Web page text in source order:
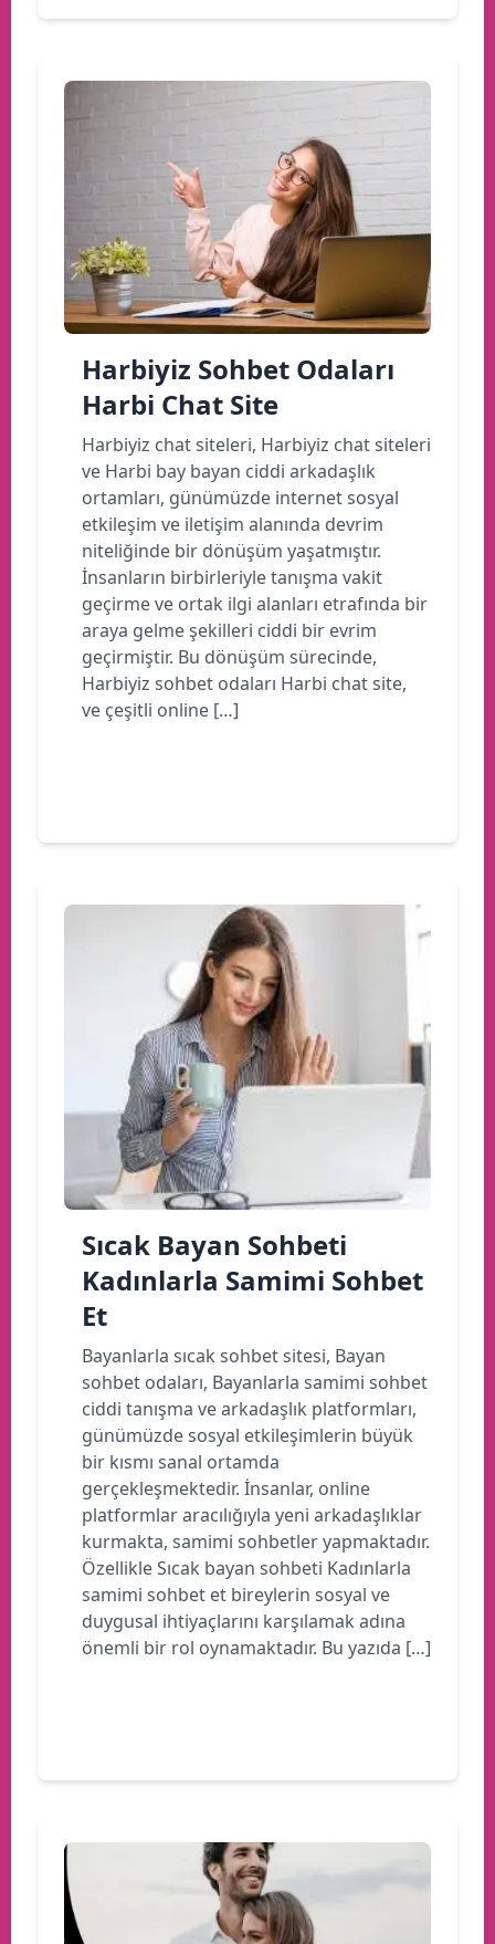
Harbiyiz Sohbet Odaları
Harbi Chat Site
Harbiyiz chat siteleri, Harbiyiz chat siteleri
ve Harbi bay bayan ciddi arkadaşlık
ortamları, günümüzde internet sosyal
etkileşim ve iletişim alanında devrim
niteliğinde bir dönüşüm yaşatmıştır.
İnsanların birbirleriyle tanışma vakit
geçirme ve ortak ilgi alanları etrafında bir
araya gelme şekilleri ciddi bir evrim
geçirmiştir. Bu dönüşüm sürecinde,
Harbiyiz sohbet odaları Harbi chat site,
ve çeşitli online […]
Sıcak Bayan Sohbeti
Kadınlarla Samimi Sohbet
Et
Bayanlarla sıcak sohbet sitesi, Bayan
sohbet odaları, Bayanlarla samimi sohbet
ciddi tanışma ve arkadaşlık platformları,
günümüzde sosyal etkileşimlerin büyük
bir kısmı sanal ortamda
gerçekleşmektedir. İnsanlar, online
platformlar aracılığıyla yeni arkadaşlıklar
kurmakta, samimi sohbetler yapmaktadır.
Özellikle Sıcak bayan sohbeti Kadınlarla
samimi sohbet et bireylerin sosyal ve
duygusal ihtiyaçlarını karşılamak adına
önemli bir rol oynamaktadır. Bu yazıda […]